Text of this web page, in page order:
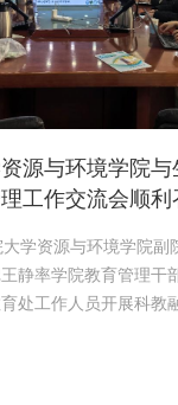
年味中切身感受到中
传递温暖，成为中心
术家园的温馨缩影。会
源与环境学院
工作交流会顺利
学资源与环境学院副
静率学院教育管理干
处工作人员开展科教
队伍建设、学科发展